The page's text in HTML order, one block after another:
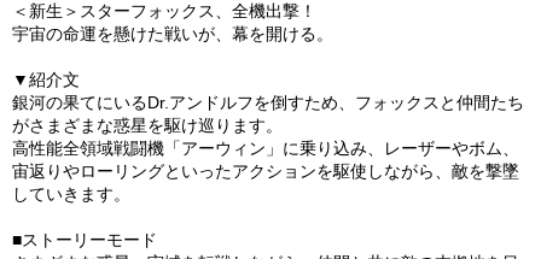
＜新生＞スターフォックス、全機出撃！
宇宙の命運を懸けた戦いが、幕を開ける。
▼紹介文
銀河の果てにいるDr.アンドルフを倒すため、フォックスと仲間たち
がさまざまな惑星を駆け巡ります。
高性能全領域戦闘機「アーウィン」に乗り込み、レーザーやボム、
宙返りやローリングといったアクションを駆使しながら、敵を撃墜
していきます。
■ストーリーモード